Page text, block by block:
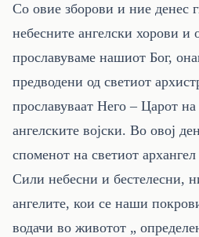
Со овие зборови и ние денес
небесните ангелски хорови и
прославуваме нашиот Бог,
предводени од светиот
прославуваат Него – Царот на
ангелските војски. Во овој
споменот на светиот
Сили небесни и бестелесни,
ангелите, кои се наши
водачи во животот „